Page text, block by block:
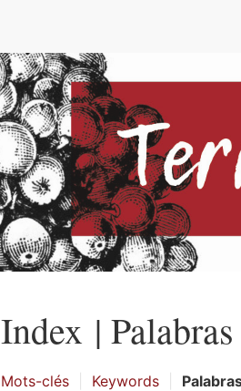
Index |
Mots-clés Keywords